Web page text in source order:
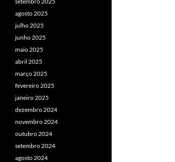
agosto 2025
julho 2025
junho 2025
maio 2025
abril 2025
março 2025
fevereiro 2025
janeiro 2025
dezembro 2024
novembro 2024
outubro 2024
setembro 2024
agosto 2024